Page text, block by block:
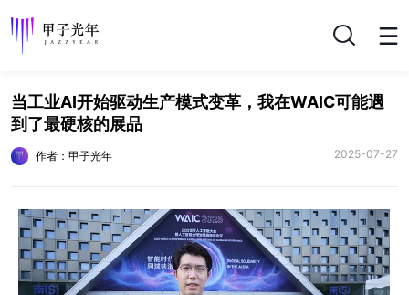
搜索
当工业AI开始驱动生产模式变革​，我在WAIC可能遇
到了​最硬核的展品
作者：甲子光年 2025-07-27